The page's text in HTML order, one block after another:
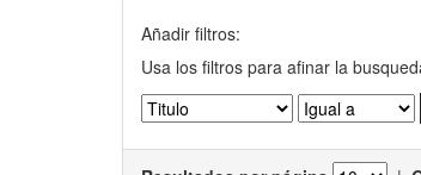
Añadir filtros:
Usa los filtros para afinar la